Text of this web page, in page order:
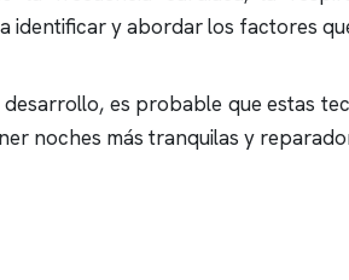
identificar y abordar los factores
es probable que estas
noches más tranquilas y